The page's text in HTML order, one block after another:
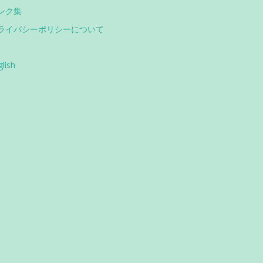
ク集
イバシーポリシーについて